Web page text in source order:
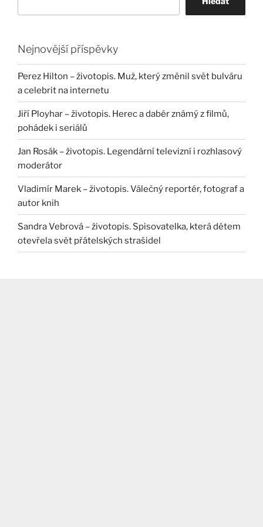
Nejnovější příspěvky
Perez Hilton – životopis. Muž, který změnil svět bulváru
a celebrit na internetu
Jiří Ployhar – životopis. Herec a dabér známý z filmů,
pohádek i seriálů
Jan Rosák – životopis. Legendární televizní i rozhlasový
moderátor
Vladimír Marek – životopis. Válečný reportér, fotograf a
autor knih
Sandra Vebrová – životopis. Spisovatelka, která dětem
otevřela svět přátelských strašidel